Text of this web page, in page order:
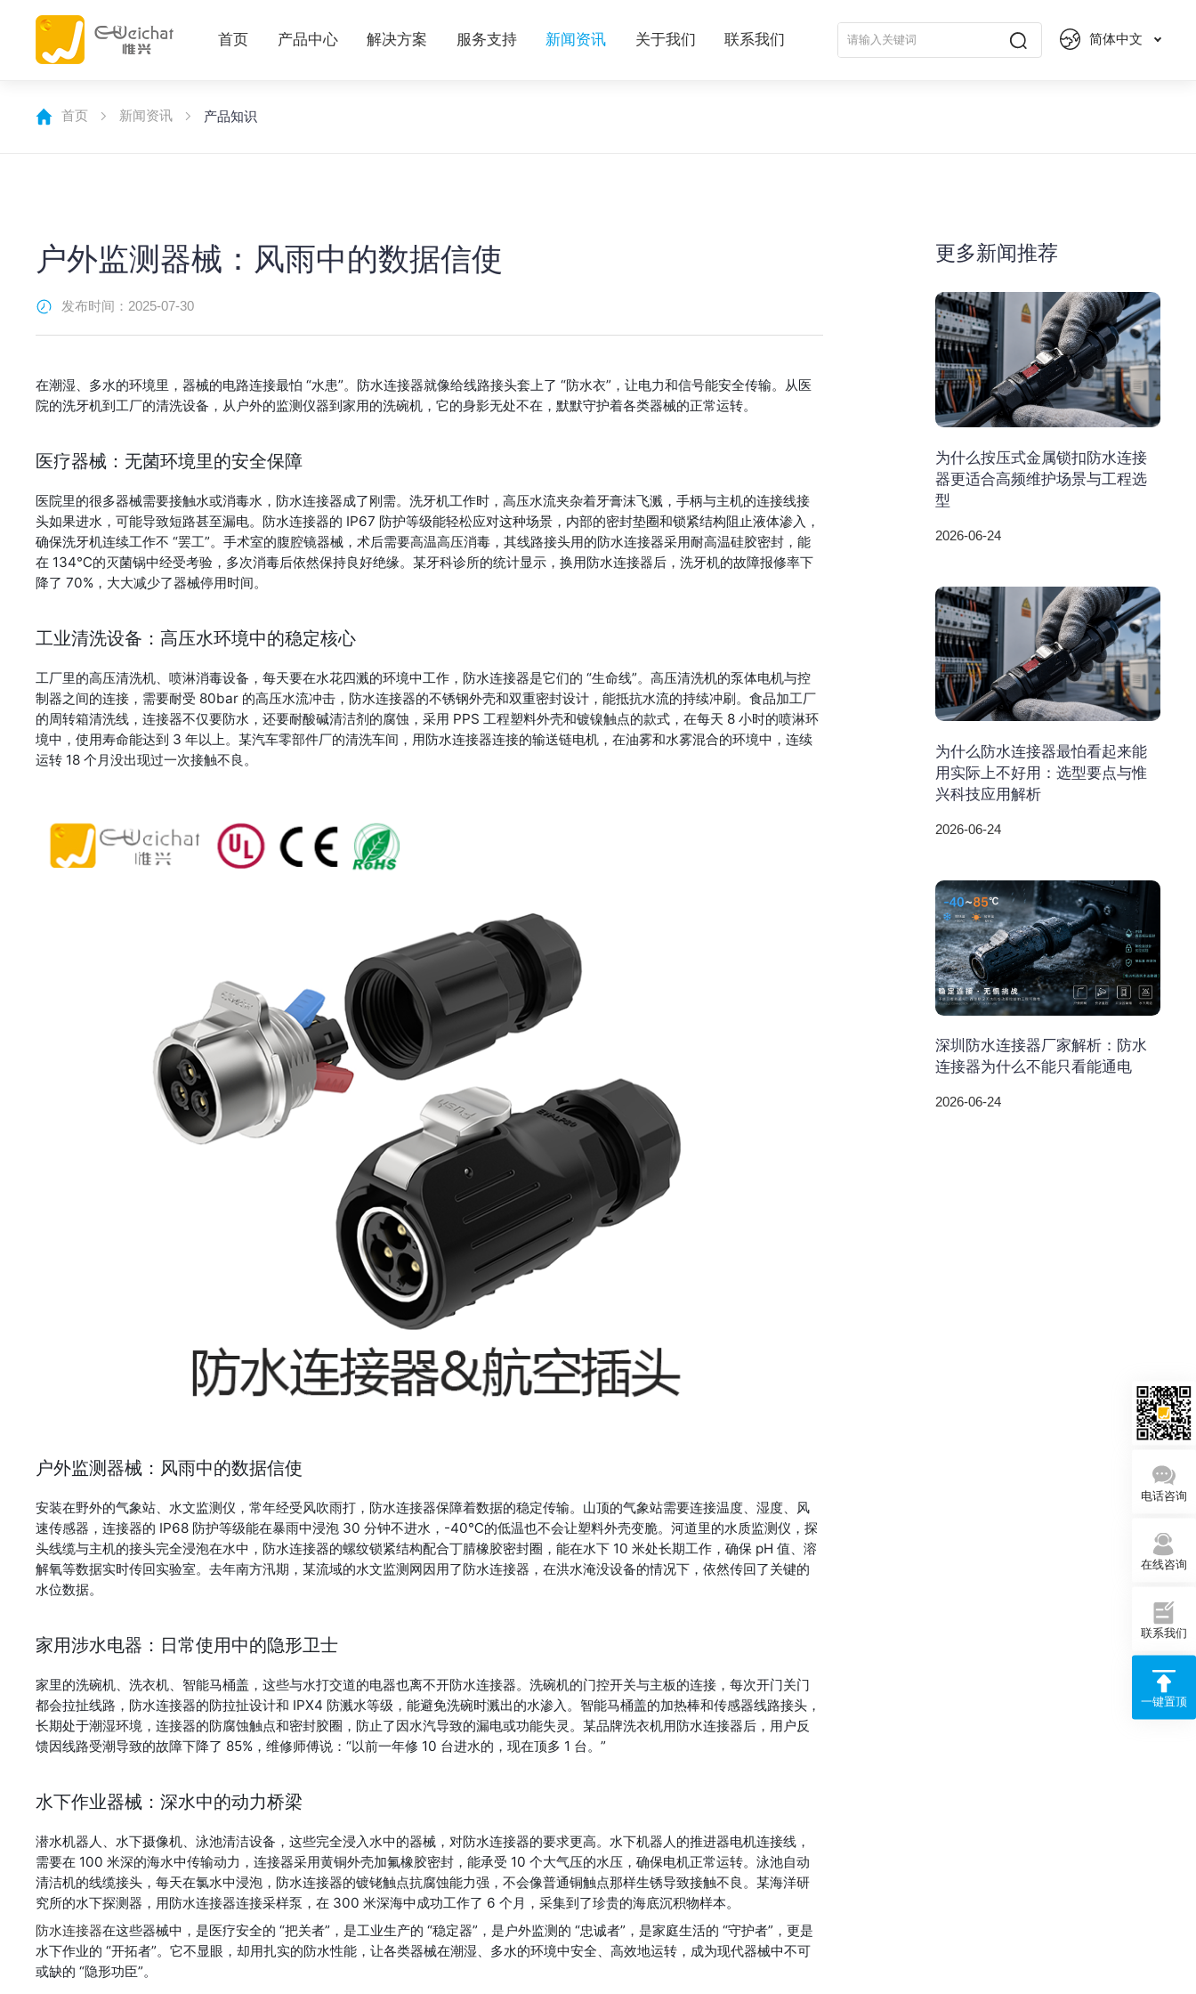
首页 产品中心 解决方案 服务支持 新闻资讯 关于我们 联系我们 简体中文
首页 新闻资讯 产品知识
户外监测器械：风雨中的数据信使
发布时间：2025-07-30
在潮湿、多水的环境里，器械的电路连接最怕 “水患”。防水连接器就像给线路接头套上了 “防水衣”，让电力和信号能安全传输。从医
院的洗牙机到工厂的清洗设备，从户外的监测仪器到家用的洗碗机，它的身影无处不在，默默守护着各类器械的正常运转。
医疗器械：无菌环境里的安全保障
医院里的很多器械需要接触水或消毒水，防水连接器成了刚需。洗牙机工作时，高压水流夹杂着牙膏沫飞溅，手柄与主机的连接线接
头如果进水，可能导致短路甚至漏电。防水连接器的 IP67 防护等级能轻松应对这种场景，内部的密封垫圈和锁紧结构阻止液体渗入，
确保洗牙机连续工作不 “罢工”。手术室的腹腔镜器械，术后需要高温高压消毒，其线路接头用的防水连接器采用耐高温硅胶密封，能
在 134℃的灭菌锅中经受考验，多次消毒后依然保持良好绝缘。某牙科诊所的统计显示，换用防水连接器后，洗牙机的故障报修率下
降了 70%，大大减少了器械停用时间。
工业清洗设备：高压水环境中的稳定核心
工厂里的高压清洗机、喷淋消毒设备，每天要在水花四溅的环境中工作，防水连接器是它们的 “生命线”。高压清洗机的泵体电机与控
制器之间的连接，需要耐受 80bar 的高压水流冲击，防水连接器的不锈钢外壳和双重密封设计，能抵抗水流的持续冲刷。食品加工厂
的周转箱清洗线，连接器不仅要防水，还要耐酸碱清洁剂的腐蚀，采用 PPS 工程塑料外壳和镀镍触点的款式，在每天 8 小时的喷淋环
境中，使用寿命能达到 3 年以上。某汽车零部件厂的清洗车间，用防水连接器连接的输送链电机，在油雾和水雾混合的环境中，连续
运转 18 个月没出现过一次接触不良。
户外监测器械：风雨中的数据信使
安装在野外的气象站、水文监测仪，常年经受风吹雨打，防水连接器保障着数据的稳定传输。山顶的气象站需要连接温度、湿度、风
速传感器，连接器的 IP68 防护等级能在暴雨中浸泡 30 分钟不进水，-40℃的低温也不会让塑料外壳变脆。河道里的水质监测仪，探
头线缆与主机的接头完全浸泡在水中，防水连接器的螺纹锁紧结构配合丁腈橡胶密封圈，能在水下 10 米处长期工作，确保 pH 值、溶
解氧等数据实时传回实验室。去年南方汛期，某流域的水文监测网因用了防水连接器，在洪水淹没设备的情况下，依然传回了关键的
水位数据。
家用涉水电器：日常使用中的隐形卫士
家里的洗碗机、洗衣机、智能马桶盖，这些与水打交道的电器也离不开防水连接器。洗碗机的门控开关与主板的连接，每次开门关门
都会拉扯线路，防水连接器的防拉扯设计和 IPX4 防溅水等级，能避免洗碗时溅出的水渗入。智能马桶盖的加热棒和传感器线路接头，
长期处于潮湿环境，连接器的防腐蚀触点和密封胶圈，防止了因水汽导致的漏电或功能失灵。某品牌洗衣机用防水连接器后，用户反
馈因线路受潮导致的故障下降了 85%，维修师傅说：“以前一年修 10 台进水的，现在顶多 1 台。”
水下作业器械：深水中的动力桥梁
潜水机器人、水下摄像机、泳池清洁设备，这些完全浸入水中的器械，对防水连接器的要求更高。水下机器人的推进器电机连接线，
需要在 100 米深的海水中传输动力，连接器采用黄铜外壳加氟橡胶密封，能承受 10 个大气压的水压，确保电机正常运转。泳池自动
清洁机的线缆接头，每天在氯水中浸泡，防水连接器的镀铑触点抗腐蚀能力强，不会像普通铜触点那样生锈导致接触不良。某海洋研
究所的水下探测器，用防水连接器连接采样泵，在 300 米深海中成功工作了 6 个月，采集到了珍贵的海底沉积物样本。
防水连接器在这些器械中，是医疗安全的 “把关者”，是工业生产的 “稳定器”，是户外监测的 “忠诚者”，是家庭生活的 “守护者”，更是
水下作业的 “开拓者”。它不显眼，却用扎实的防水性能，让各类器械在潮湿、多水的环境中安全、高效地运转，成为现代器械中不可
或缺的 “隐形功臣”。
更多新闻推荐
为什么按压式金属锁扣防水连接
器更适合高频维护场景与工程选
型
2026-06-24
为什么防水连接器最怕看起来能
用实际上不好用：选型要点与惟
兴科技应用解析
2026-06-24
深圳防水连接器厂家解析：防水
连接器为什么不能只看能通电
2026-06-24
电话咨询
在线咨询
联系我们
一键置顶